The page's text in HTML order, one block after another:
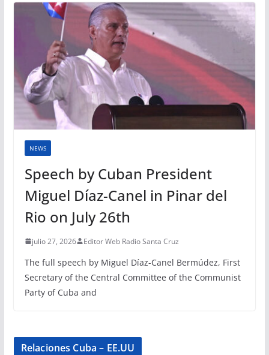
NEWS
Speech by Cuban President
Miguel Díaz-Canel in Pinar del
Rio on July 26th
julio 27, 2026 Editor Web Radio Santa Cruz
The full speech by Miguel Díaz-Canel Bermúdez, First
Secretary of the Central Committee of the Communist
Party of Cuba and
Relaciones Cuba – EE.UU